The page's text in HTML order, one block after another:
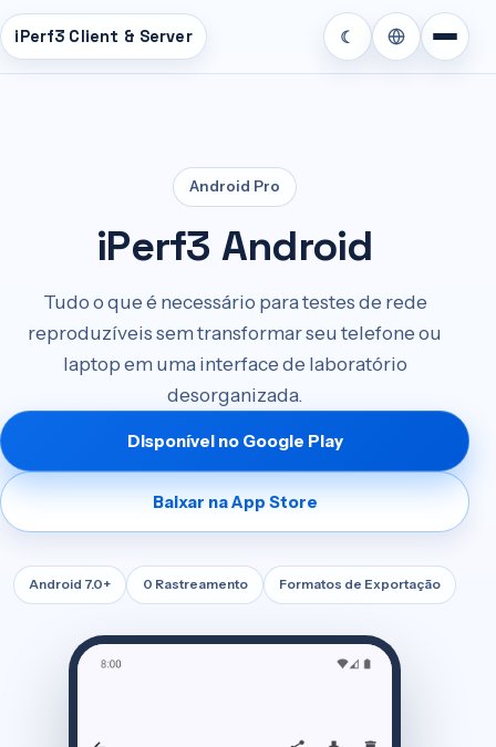
iPerf3 Client & Server ☾
Android Pro
iPerf3 Android
Tudo o que é necessário para testes de rede
reproduzíveis sem transformar seu telefone ou
laptop em uma interface de laboratório
desorganizada.
Disponível no Google Play
Baixar na App Store
Android 7.0+ 0 Rastreamento Formatos de Exportação